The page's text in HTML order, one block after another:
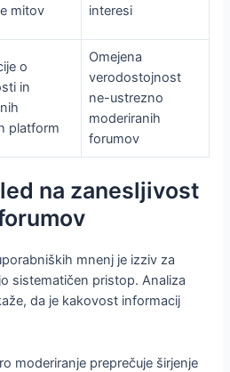
mitov
interesi
o
in
platform
Omejena
verodostojnost
ne-ustrezno
moderiranih
forumov
na zanesljivost
mnenj je izziv za
sistematičen pristop. Analiza
da je kakovost informacij
moderiranje preprečuje širjenje